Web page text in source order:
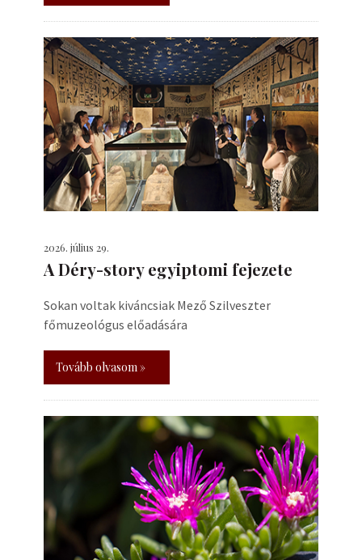
2026. július 29.
A Déry-story egyiptomi fejezete
Sokan voltak kiváncsiak Mező Szilveszter
főmuzeológus előadására
Tovább olvasom »